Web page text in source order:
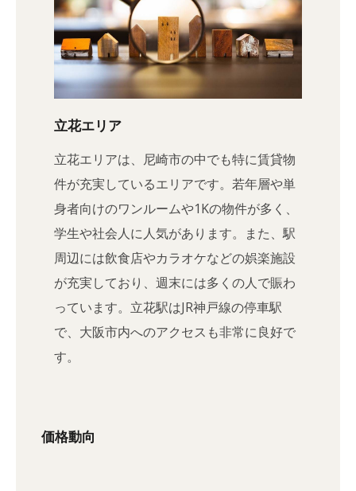
立花エリア
立花エリアは、尼崎市の中でも特に賃貸物
件が充実しているエリアです。若年層や単
身者向けのワンルームや1Kの物件が多く、
学生や社会人に人気があります。また、駅
周辺には飲食店やカラオケなどの娯楽施設
が充実しており、週末には多くの人で賑わ
っています。立花駅はJR神戸線の停車駅
で、大阪市内へのアクセスも非常に良好で
す。
価格動向